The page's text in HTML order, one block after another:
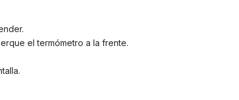
el termómetro a la frente.